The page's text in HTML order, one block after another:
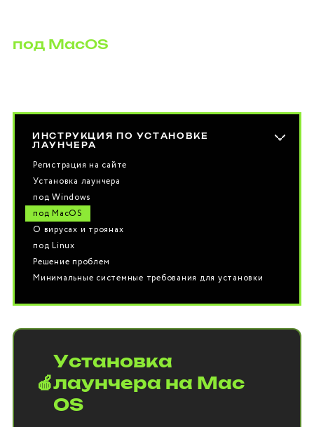
под MacOS
ИНСТРУКЦИЯ ПО УСТАНОВКЕ
ЛАУНЧЕРА
Регистрация на сайте
Установка лаунчера
под Windows
под MacOS
О вирусах и троянах
под Linux
Решение проблем
Минимальные системные требования для установки
🍎
Установка
лаунчера на Mac
OS